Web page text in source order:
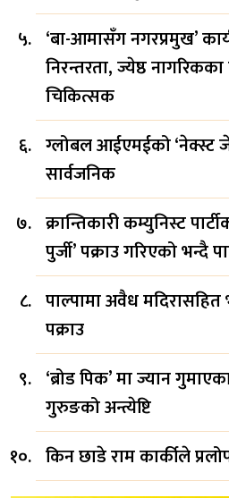
‘बा-आमासँग नगरप्रमुख’
निरन्तरता, ज्येष्ठ
चिकित्सक
ग्लोबल आईएमईको ‘नेक्स्ट
सार्वजनिक
क्रान्तिकारी कम्युनिस्ट
पुर्जी’ पक्राउ गरिएको भन्दै
पाल्पामा अवैध
पक्राउ
‘ब्रोड पिक’ मा ज्यान
गुरुङको अन्त्येष्टि
किन छाडे राम कार्कीले